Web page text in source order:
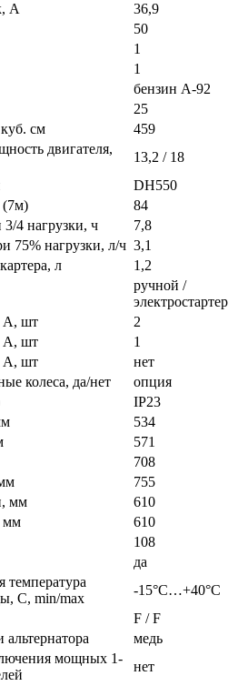
A
36,9
50
1
1
бензин А-92
25
см
459
двигателя,
13,2 / 18
DH550
(7м)
84
4 нагрузки, ч
7,8
75% нагрузки, л/ч 3,1
л
1,2
ручной /
электростартер
А, шт
2
А, шт
1
А, шт
нет
колеса, да/нет
опция
IP23
534
571
708
755
мм
610
мм
610
108
да
температура
С, min/max
-15°С…+40°С
F / F
медь
мощных 1-
нет